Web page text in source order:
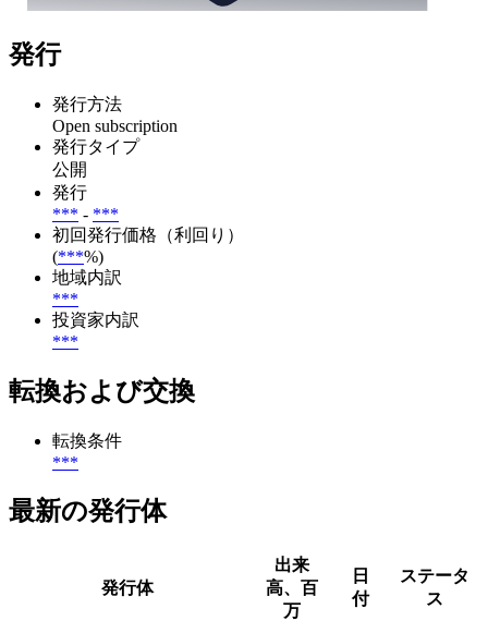
発行
発行方法
Open subscription
発行タイプ
公開
発行
*** - ***
初回発行価格（利回り）
(***%)
地域内訳
***
投資家内訳
***
転換および交換
転換条件
***
最新の発行体
発行体
出来
高、百
万
日
付
ステータ
ス